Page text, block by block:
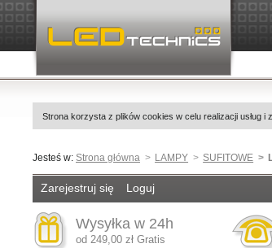
Strona korzysta z plików cookies w celu realizacji usług i
Jesteś w: Strona główna LAMPY SUFITOWE
Zarejestruj się Loguj
Wysyłka w 24h
od 249,00 zł Gratis